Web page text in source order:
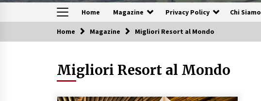
Home Magazine Privacy Policy Chi Siamo
Speciali Sfogliabili
Speciale – Tesori di Toscana
16/07/2019
Home Magazine Migliori Resort al Mondo
Migliori Resort al Mondo